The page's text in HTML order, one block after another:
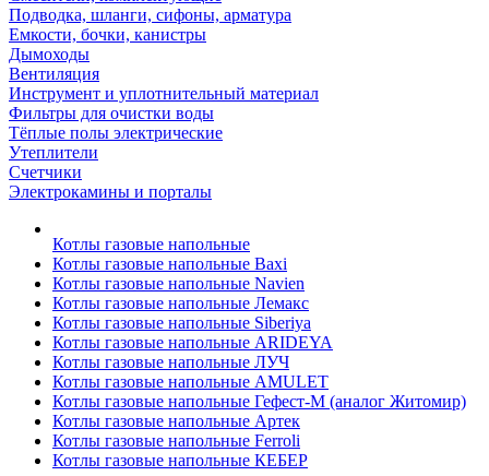
Подводка, шланги, сифоны, арматура
Емкости, бочки, канистры
Дымоходы
Вентиляция
Инструмент и уплотнительный материал
Фильтры для очистки воды
Тёплые полы электрические
Утеплители
Счетчики
Электрокамины и порталы
Котлы газовые напольные
Котлы газовые напольные Baxi
Котлы газовые напольные Navien
Котлы газовые напольные Лемакс
Котлы газовые напольные Siberiya
Котлы газовые напольные ARIDEYA
Котлы газовые напольные ЛУЧ
Котлы газовые напольные AMULET
Котлы газовые напольные Гефест-М (аналог Житомир)
Котлы газовые напольные Артек
Котлы газовые напольные Ferroli
Котлы газовые напольные КЕБЕР